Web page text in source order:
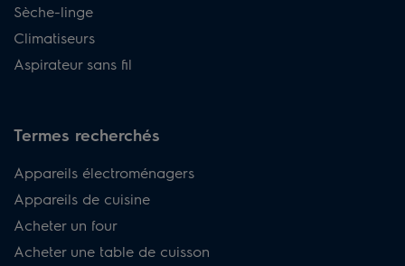
Sèche-linge
Climatiseurs
Aspirateur sans fil
Termes recherchés
Appareils électroménagers
Appareils de cuisine
Acheter un four
Acheter une table de cuisson